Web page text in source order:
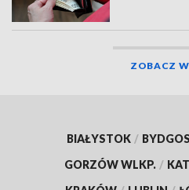
ZOBACZ
BIAŁYSTOK /
GORZÓW WLKP. /